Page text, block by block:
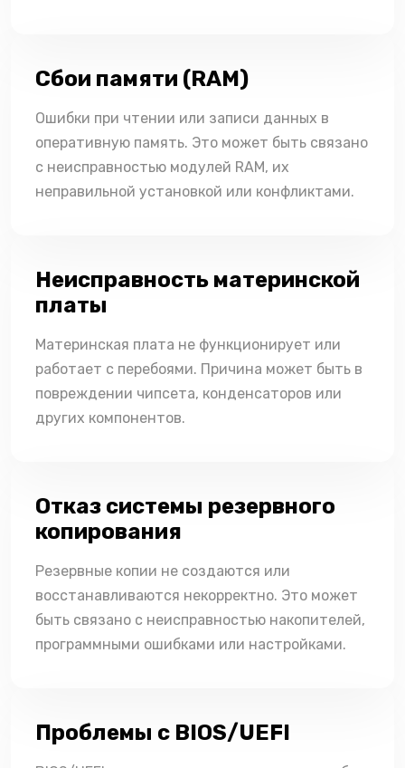
Сбои памяти (RAM)
Ошибки при чтении или записи данных в
оперативную память. Это может быть связано
с неисправностью модулей RAM, их
неправильной установкой или конфликтами.
Неисправность материнской
платы
Материнская плата не функционирует или
работает с перебоями. Причина может быть в
повреждении чипсета, конденсаторов или
других компонентов.
Отказ системы резервного
копирования
Резервные копии не создаются или
восстанавливаются некорректно. Это может
быть связано с неисправностью накопителей,
программными ошибками или настройками.
Проблемы с BIOS/UEFI